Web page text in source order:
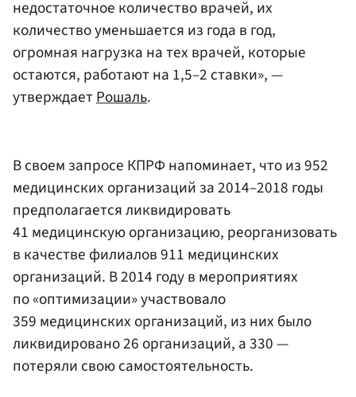
недостаточное количество врачей, их
количество уменьшается из года в год,
огромная нагрузка на тех врачей, которые
остаются, работают на 1,5–2 ставки», —
утверждаетРошаль.
В своем запросе КПРФ напоминает, что из 952
медицинских организаций за 2014–2018 годы
предполагается ликвидировать
41 медицинскую организацию, реорганизовать
в качестве филиалов 911 медицинских
организаций. В 2014 году в мероприятиях
по «оптимизации» участвовало
359 медицинских организаций, из них было
ликвидировано 26 организаций, а 330 —
потеряли свою самостоятельность.